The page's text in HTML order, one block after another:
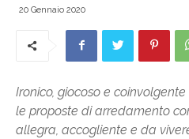
20 Gennaio 2020
Ironico, giocoso e
le proposte di arredamento
allegra, accogliente e da